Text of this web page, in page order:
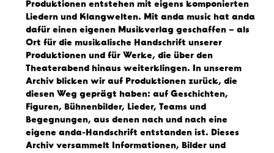
Produktionen entstehen mit eigens komponierten
Liedern und Klangwelten. Mit anda music hat anda
dafür einen eigenen Musikverlag geschaffen – als
Ort für die musikalische Handschrift unserer
Produktionen und für Werke, die über den
Theaterabend hinaus weiterklingen. In unserem
Archiv blicken wir auf Produktionen zurück, die
diesen Weg geprägt haben: auf Geschichten,
Figuren, Bühnenbilder, Lieder, Teams und
Begegnungen, aus denen nach und nach eine
eigene anda-Handschrift entstanden ist. Dieses
Archiv versammelt Informationen, Bilder und